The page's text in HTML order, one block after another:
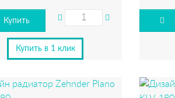
Купить
Купить в 1 клик